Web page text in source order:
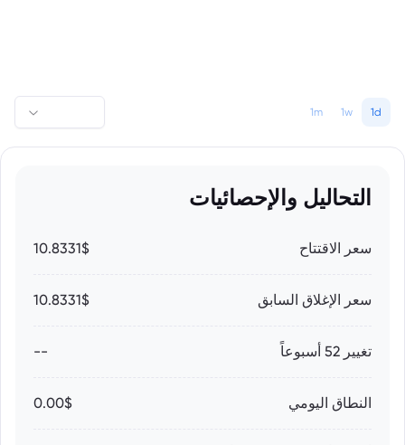
1d
1w
1m
التحاليل والإحصائيات
سعر الاقتتاح 10.8331$
سعر الإغلاق السابق 10.8331$
تغيير 52 أسبوعاً --
النطاق اليومي 0.00$